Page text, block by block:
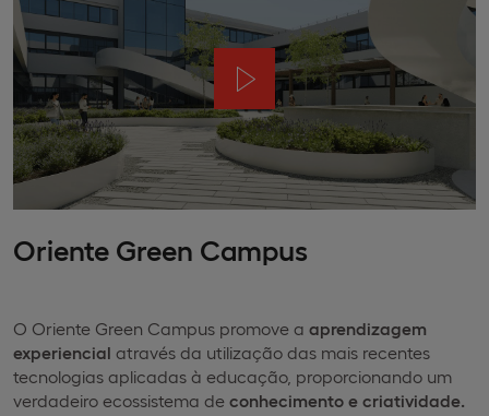
Oriente Green Campus
O Oriente Green Campus promove a aprendizagem
experiencial através da utilização das mais recentes
tecnologias aplicadas à educação, proporcionando um
verdadeiro ecossistema de conhecimento e criatividade.